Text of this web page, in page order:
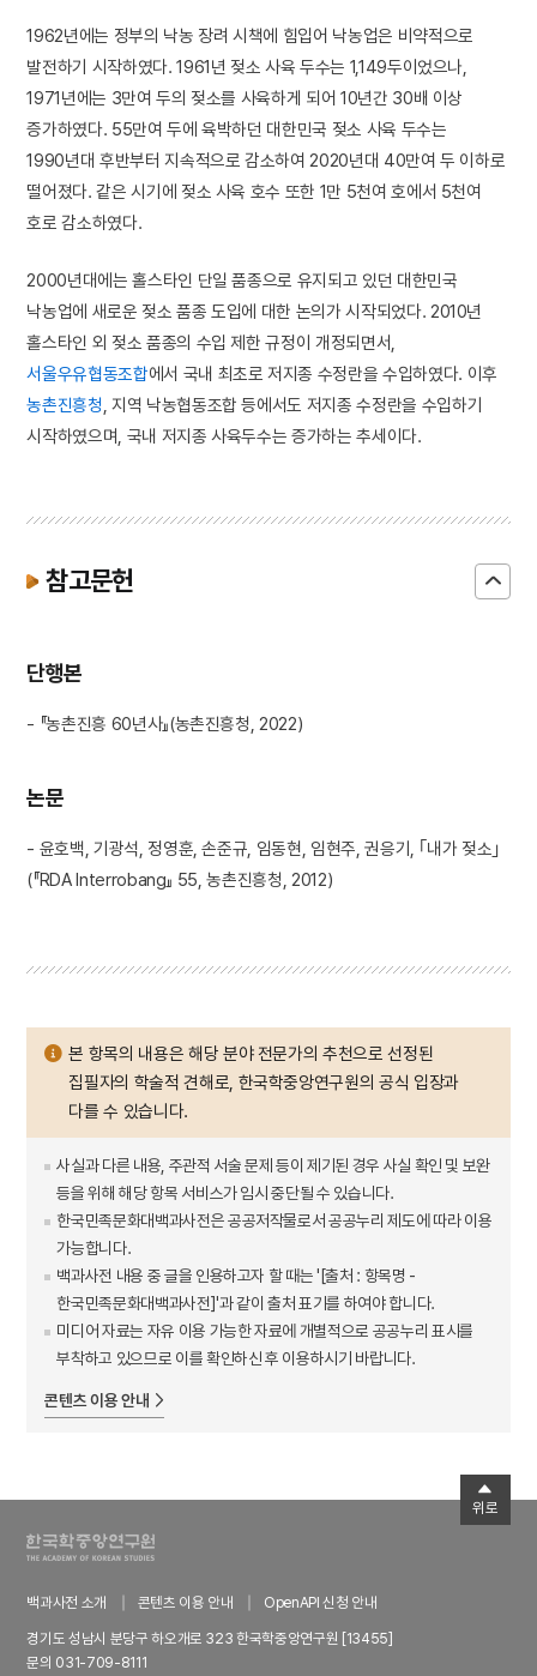
1962년에는 정부의 낙농 장려 시책에 힘입어 낙농업은 비약적으로
발전하기 시작하였다. 1961년 젖소 사육 두수는 1,149두이었으나,
1971년에는 3만여 두의 젖소를 사육하게 되어 10년간 30배 이상
증가하였다. 55만여 두에 육박하던 대한민국 젖소 사육 두수는
1990년대 후반부터 지속적으로 감소하여 2020년대 40만여 두 이하로
떨어졌다. 같은 시기에 젖소 사육 호수 또한 1만 5천여 호에서 5천여
호로 감소하였다.
2000년대에는 홀스타인 단일 품종으로 유지되고 있던 대한민국
낙농업에 새로운 젖소 품종 도입에 대한 논의가 시작되었다. 2010년
홀스타인 외 젖소 품종의 수입 제한 규정이 개정되면서,
서울우유협동조합에서 국내 최초로 저지종 수정란을 수입하였다. 이후
농촌진흥청 , 지역 낙농협동조합 등에서도 저지종 수정란을 수입하기
시작하였으며, 국내 저지종 사육두수는 증가하는 추세이다.
참고문헌
단행본
- 『농촌진흥 60년사』(농촌진흥청, 2022)
논문
- 윤호백, 기광석, 정영훈, 손준규, 임동현, 임현주, 권응기, ｢내가 젖소｣
(『RDA Interrobang』 55, 농촌진흥청, 2012)
본 항목의 내용은 해당 분야 전문가의 추천으로 선정된
집필자의 학술적 견해로, 한국학중앙연구원의 공식 입장과
다를 수 있습니다.
사실과 다른 내용, 주관적 서술 문제 등이 제기된 경우 사실 확인 및 보완
등을 위해 해당 항목 서비스가 임시 중단될 수 있습니다.
한국민족문화대백과사전은 공공저작물로서 공공누리 제도에 따라 이용
가능합니다.
백과사전 내용 중 글을 인용하고자 할 때는 '[출처 : 항목명 -
한국민족문화대백과사전]'과 같이 출처 표기를 하여야 합니다.
미디어 자료는 자유 이용 가능한 자료에 개별적으로 공공누리 표시를
부착하고 있으므로 이를 확인하신 후 이용하시기 바랍니다.
콘텐츠 이용 안내
백과사전 소개 콘텐츠 이용 안내
OpenAPI 신청 안내
경기도 성남시 분당구 하오개로 323 한국학중앙연구원 [13455]
문의 031-709-8111
위로